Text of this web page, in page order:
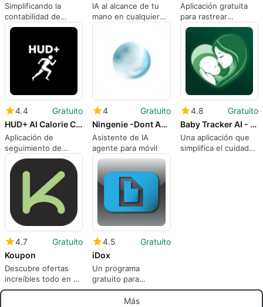
Simplificando la
contabilidad de
pequeñas empresas
artificial generativa
inteligente
IA al alcance de tu
mano en cualquier
lugar y gratis
Aplicación gratuita
para rastrear
macronutrientes
4.4
Gratuito
HUD+ AI Calorie Counter
Aplicación de
seguimiento de
ingesta de calorías
utilizando IA
4
Gratuito
Ningenie -Dont Ask Just Task
Asistente de IA
agente para móvil
4.8
Gratuito
Baby Tracker AI - MyBaby
Una aplicación que
simplifica el cuidado
4.7
Gratuito
Koupon
Descubre ofertas
increíbles todo en un
solo lugar
4.5
Gratuito
iDox
Un programa
gratuito para
Android, de ScyMed
Más